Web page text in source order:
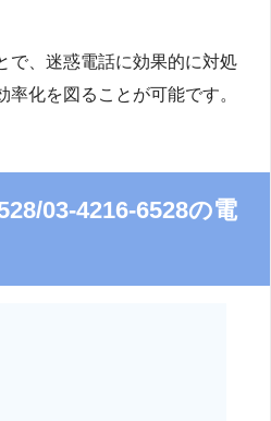
で、迷惑電話に効果的に対処
化を図ることが可能です。
03-4216-6528の電